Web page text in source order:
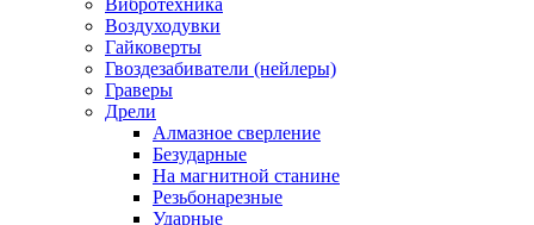
Вибротехника
Воздуходувки
Гайковерты
Гвоздезабиватели (нейлеры)
Граверы
Дрели
Алмазное сверление
Безударные
На магнитной станине
Резьбонарезные
Ударные